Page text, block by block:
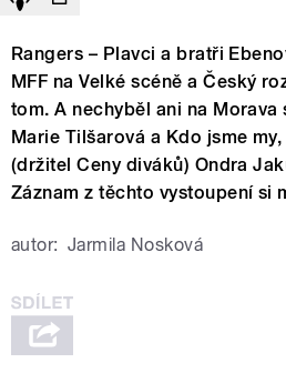
Rangers – Plavci a bratři
MFF na Velké scéně a Český
tom. A nechyběl ani na
Marie Tilšarová a Kdo jsme
(držitel Ceny diváků) Ondra
Záznam z těchto vystoupení si
autor: Jarmila Nosková